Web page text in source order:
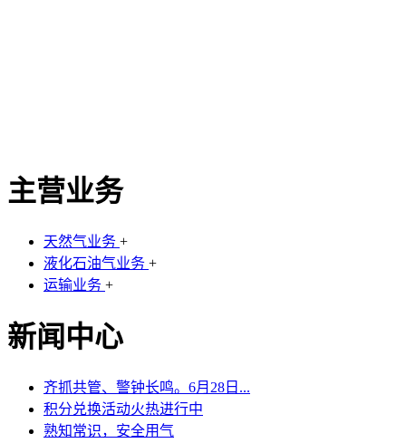
主营业务
天然气业务 +
液化石油气业务 +
运输业务 +
新闻中心
齐抓共管、警钟长鸣。6月28日...
积分兑换活动火热进行中
熟知常识，安全用气